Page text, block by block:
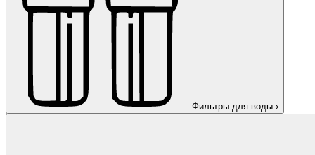
Фильтры для воды ›